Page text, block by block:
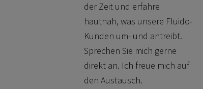
der Zeit und erfahre
hautnah, was unsere Fluido-
Kunden um- und antreibt.
Sprechen Sie mich gerne
direkt an. Ich freue mich auf
den Austausch.